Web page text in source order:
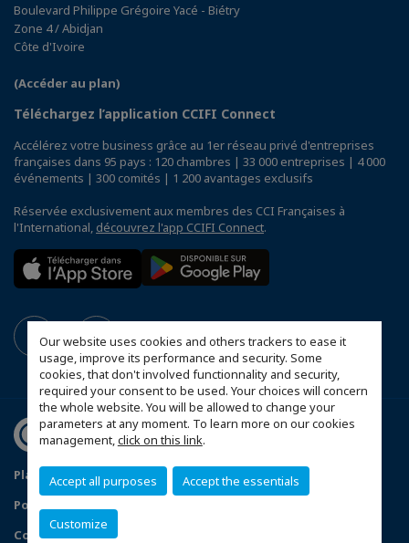
Our website uses cookies and others trackers to ease it
usage, improve its performance and security. Some
cookies, that don't involved functionnality and security,
required your consent to be used. Your choices will concern
the whole website. You will be allowed to change your
parameters at any moment. To learn more on our cookies
management,click on this link.
Accept all purposes Accept the essentials
Customize
Boulevard Philippe Grégoire Yacé - Biétry
Zone 4 / Abidjan
Côte d'Ivoire
(Accéder au plan)
Téléchargez l’application CCIFI Connect
Accélérez votre business grâce au 1er réseau privé d'entreprises
françaises dans 95 pays : 120 chambres | 33 000 entreprises | 4 000
événements | 300 comités | 1 200 avantages exclusifs
Réservée exclusivement aux membres des CCI Françaises à
l'International, découvrez l'app CCIFI Connect.
Plan du site
Mentions légales
Politique de confidentialité
Configurer vos préférences cookies